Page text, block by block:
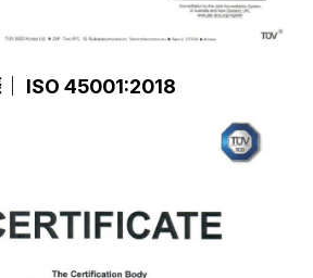
ISO 45001:2018